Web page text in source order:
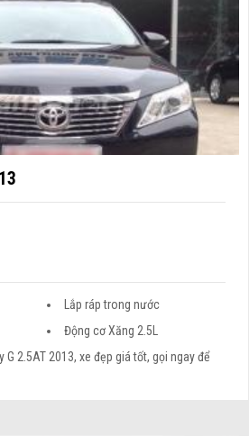
Lắp ráp trong nước
Động cơ Xăng 2.5L
G 2.5AT 2013, xe đẹp giá tốt, gọi ngay để